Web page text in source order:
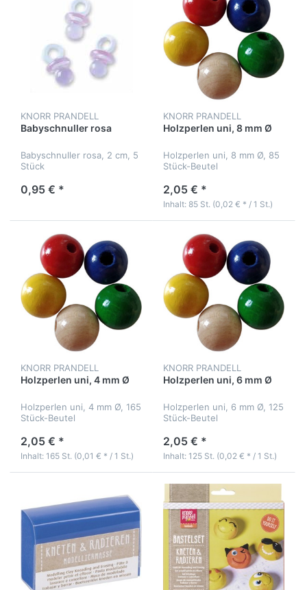
KNORR PRANDELL
Babyschnuller rosa
Babyschnuller rosa, 2 cm, 5
Stück
0,95 € *
KNORR PRANDELL
Holzperlen uni, 8 mm Ø
Holzperlen uni, 8 mm Ø, 85
Stück-Beutel
2,05 € *
Inhalt: 85 St. (0,02 € * / 1 St.)
KNORR PRANDELL
Holzperlen uni, 4 mm Ø
Holzperlen uni, 4 mm Ø, 165
Stück-Beutel
2,05 € *
Inhalt: 165 St. (0,01 € * / 1 St.)
KNORR PRANDELL
Holzperlen uni, 6 mm Ø
Holzperlen uni, 6 mm Ø, 125
Stück-Beutel
2,05 € *
Inhalt: 125 St. (0,02 € * / 1 St.)